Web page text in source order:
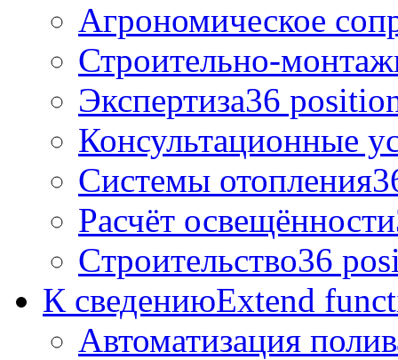
Агрономическое
Строительно-
Экспертиза36
Консультационные
Системы отопления
Расчёт освещённости
Cтроительство36
К сведениюExtend
Автоматизация